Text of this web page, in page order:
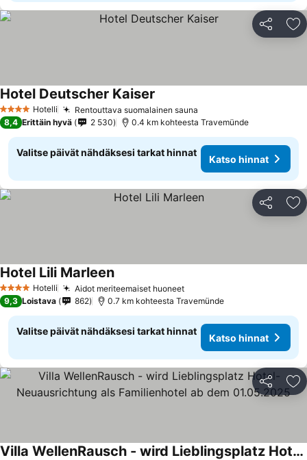
Jaa
4 Tähtiluokitus
Hotelli Rentouttava suomalainen sauna
Hotel Deutscher Kaiser
8,4 Erittäin hyvä 2 530 0.4 km kohteesta Travemünde
Valitse päivät nähdäksesi tarkat hinnat
Katso hinnat
Jaa
4 Tähtiluokitus
Hotelli Aidot meriteemaiset huoneet
Hotel Lili Marleen
9,3 Loistava 862 0.7 km kohteesta Travemünde
Valitse päivät nähdäksesi tarkat hinnat
Katso hinnat
Jaa
Villa WellenRausch - wird Lieblingsplatz Hotel- Neuausrichtung als Familienhotel ab dem 01.05.2025